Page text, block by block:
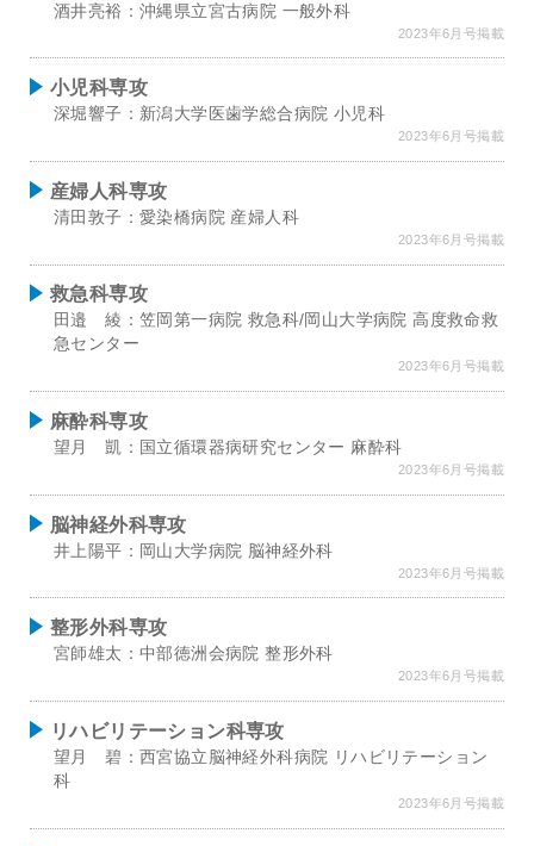
酒井亮裕：沖縄県立宮古病院 一般外科
2023年6月号掲載
小児科専攻
深堀響子：新潟大学医歯学総合病院 小児科
2023年6月号掲載
産婦人科専攻
清田敦子：愛染橋病院 産婦人科
2023年6月号掲載
救急科専攻
田邉 綾：笠岡第一病院 救急科/岡山大学病院 高度救命救
急センター
2023年6月号掲載
麻酔科専攻
望月 凱：国立循環器病研究センター 麻酔科
2023年6月号掲載
脳神経外科専攻
井上陽平：岡山大学病院 脳神経外科
2023年6月号掲載
整形外科専攻
宮師雄太：中部徳洲会病院 整形外科
2023年6月号掲載
リハビリテーション科専攻
望月 碧：西宮協立脳神経外科病院 リハビリテーション
科
2023年6月号掲載